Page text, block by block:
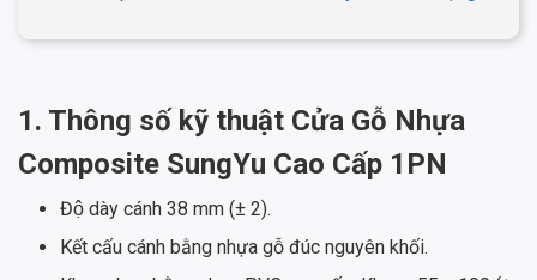
1. Thông số kỹ thuật Cửa Gỗ Nhựa
Composite SungYu Cao Cấp 1PN
Độ dày cánh 38 mm (± 2).
Kết cấu cánh bằng nhựa gỗ đúc nguyên khối.